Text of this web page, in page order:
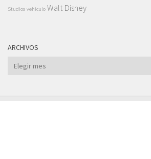
Studios vehiculo Walt Disney
ARCHIVOS
Archivos